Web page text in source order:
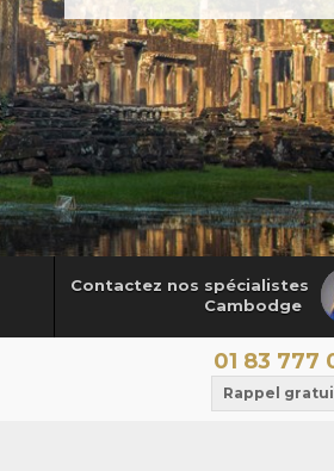
Contactez nos spécialistes
Cambodge
01 83 777
Rappel